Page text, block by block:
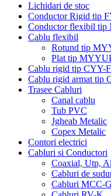
Lichidari de stoc
Conductor Rigid tip
Conductor flexibil
Cablu flexibil
Rotund tip
Plat tip
Cablu rigid tip CYY-F
Cablu rigid armat tip
Trasee Cabluri
Canal cablu
Tub PVC
Jgheab Metalic
Copex Metalic
Contori electrici
Cabluri si Conductori
Coaxial, Utp,
Cabluri de
Cabluri MCC-G